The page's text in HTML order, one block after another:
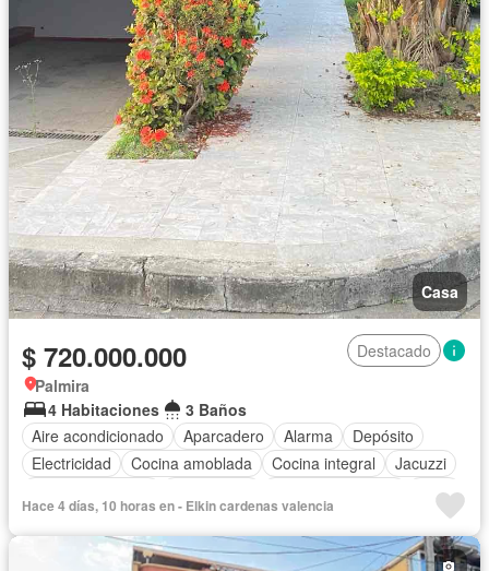
Casa
$ 720.000.000
Destacado
Palmira
4 Habitaciones
3 Baños
Aire acondicionado
Aparcadero Alarma
Depósito
Electricidad
Cocina amoblada Cocina integral
Jacuzzi
Patio
Vigilante
Caseta de vigilancia
Hace 4 días, 10 horas en - Elkin cardenas valencia